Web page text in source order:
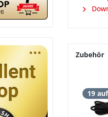
Zubehör
19